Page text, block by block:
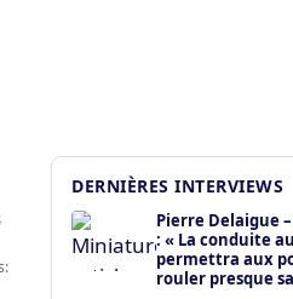
DERNIÈRES INTERVIEWS
Pierre Delaigue
: « La conduite
permettra aux
rouler presque